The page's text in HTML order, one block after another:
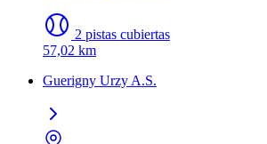
2 pistas cubiertas
57,02 km
Guerigny Urzy A.S.